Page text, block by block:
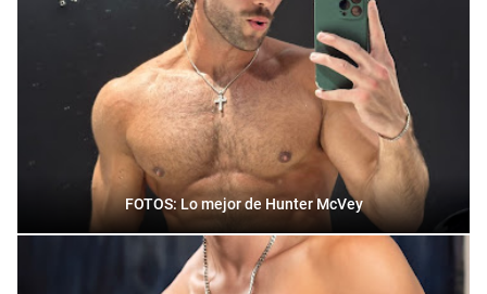
FOTOS: Lo mejor de Hunter McVey